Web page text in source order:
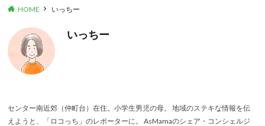
HOME いっちー
いっちー
センター南近郊（仲町台）在住。小学生男児の母。 地域のステキな情報を伝
えようと、「ロコっち」のレポーターに。 AsMamaのシェア・コンシェルジ